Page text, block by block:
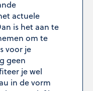
actuele
is het aan te
om te
voor je
geen
je wel
in de vorm